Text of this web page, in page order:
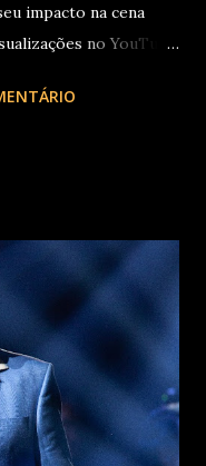
impacto na cena
no YouTube,
além de figurar
Under 30 de
após o
o álbum marca
e, agora, ganha os
fez sua estreia
da 30e ,
Curitiba aco...